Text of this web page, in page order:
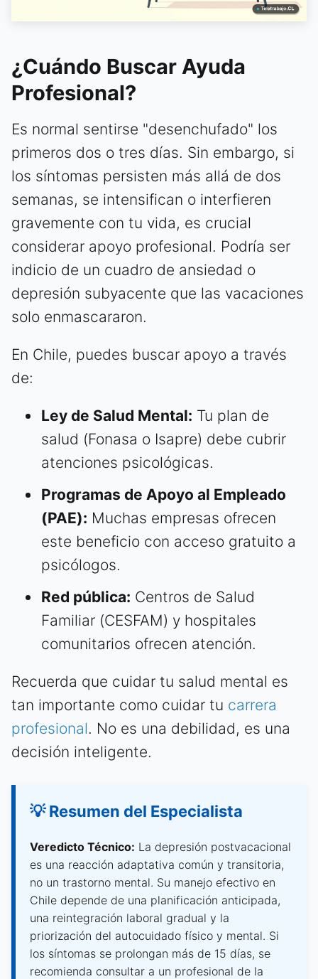
¿Cuándo Buscar Ayuda
Profesional?
Es normal sentirse "desenchufado" los
primeros dos o tres días. Sin embargo, si
los síntomas persisten más allá de dos
semanas, se intensifican o interfieren
gravemente con tu vida, es crucial
considerar apoyo profesional. Podría ser
indicio de un cuadro de ansiedad o
depresión subyacente que las vacaciones
solo enmascararon.
En Chile, puedes buscar apoyo a través
de:
Ley de Salud Mental: Tu plan de
salud (Fonasa o Isapre) debe cubrir
atenciones psicológicas.
Programas de Apoyo al Empleado
(PAE): Muchas empresas ofrecen
este beneficio con acceso gratuito a
psicólogos.
Red pública: Centros de Salud
Familiar (CESFAM) y hospitales
comunitarios ofrecen atención.
Recuerda que cuidar tu salud mental es
tan importante como cuidar tu carrera
profesional. No es una debilidad, es una
decisión inteligente.
💡 Resumen del Especialista
Veredicto Técnico: La depresión postvacacional
es una reacción adaptativa común y transitoria,
no un trastorno mental. Su manejo efectivo en
Chile depende de una planificación anticipada,
una reintegración laboral gradual y la
priorización del autocuidado físico y mental. Si
los síntomas se prolongan más de 15 días, se
recomienda consultar a un profesional de la